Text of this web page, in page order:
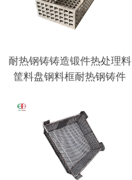
耐热钢铸铸造锻件热处理料
筐料盘钢料框耐热钢铸件